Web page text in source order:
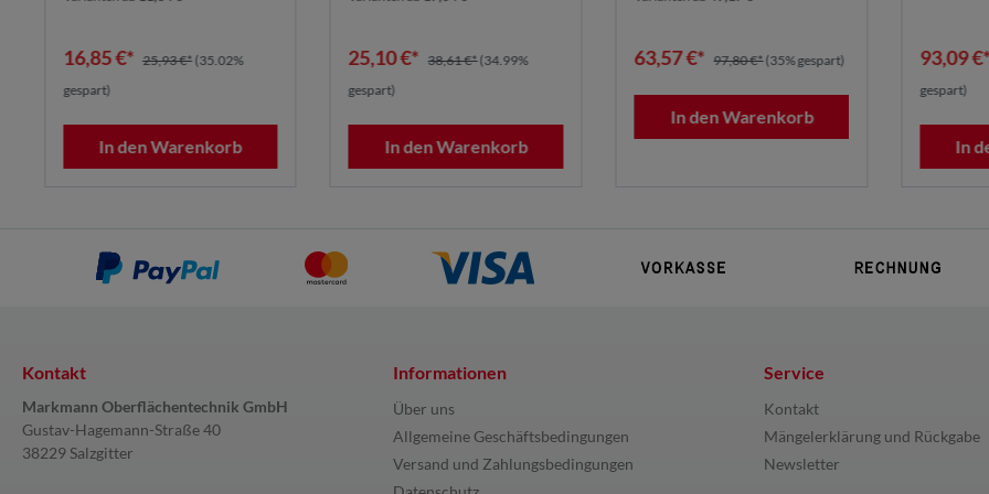
16,85 €* 25,93 €* (35.02%
gespart)
In den Warenkorb
25,10 €* 38,61 €*(34.99%
gespart)
In den Warenkorb
63,57 €* 97,80 €*(35% gespart)
In den Warenkorb
93,09
gespart)
In
Kontakt
Markmann Oberflächentechnik GmbH
Gustav-Hagemann-Straße 40
38229 Salzgitter
Informationen
Über uns
Allgemeine Geschäftsbedingungen
Versand und Zahlungsbedingungen
Service
Kontakt
Mängelerklärung und Rückgabe
Newsletter